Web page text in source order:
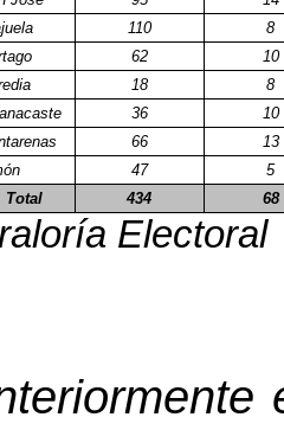
110
8
62
10
18
8
36
10
66
13
47
5
Total
434 68
Electoral